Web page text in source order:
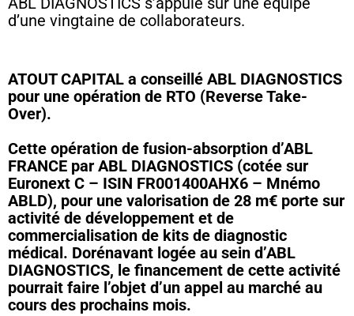
d’une vingtaine de collaborateurs.
ATOUT CAPITAL a conseillé ABL DIAGNOSTICS
pour une opération de RTO (Reverse Take-
Over).
Cette opération de fusion-absorption d’ABL
FRANCE par ABL DIAGNOSTICS (cotée sur
Euronext C – ISIN FR001400AHX6 – Mnémo
ABLD), pour une valorisation de 28 m€ porte sur
activité de développement et de
commercialisation de kits de diagnostic
médical. Dorénavant logée au sein d’ABL
DIAGNOSTICS, le financement de cette activité
pourrait faire l’objet d’un appel au marché au
cours des prochains mois.